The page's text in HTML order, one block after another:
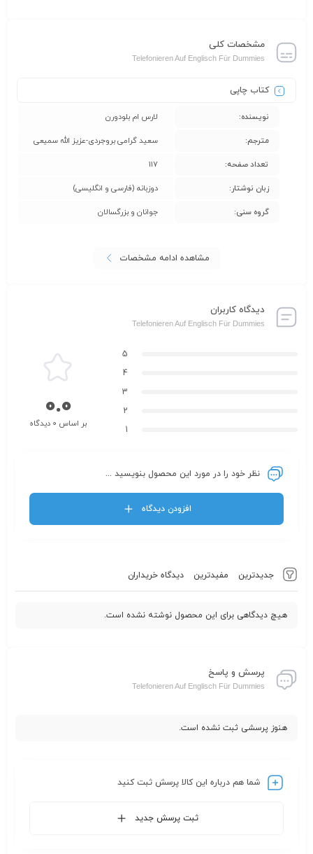
مشخصات کلی
Telefonieren Auf Englisch Für Dummies
کتاب چاپی
نویسنده: لارس ام بلودورن
مترجم: سعید گرامی بروجردی-عزیز الله سمیعی
تعداد صفحه: 117
زبان نوشتار: دوزبانه (فارسی و انگلیسی)
گروه سنی: جوانان و بزرگسالان
مشاهده ادامه مشخصات
دیدگاه کاربران
Telefonieren Auf Englisch Für Dummies
جدیدترین مفیدترین دیدگاه خریداران
هیچ دیدگاهی برای این محصول نوشته نشده است.
5
4
3
2
1
0.0
بر اساس 0 دیدگاه
نظر خود را در مورد این محصول بنویسید ...
افزودن دیدگاه
پرسش و پاسخ
Telefonieren Auf Englisch Für Dummies
هنوز پرسشی ثبت نشده است.
شما هم درباره این کالا پرسش ثبت کنید
ثبت پرسش جدید